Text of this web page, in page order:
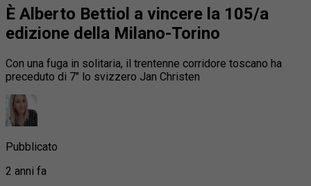
È Alberto Bettiol a vincere la 105/a
edizione della Milano-Torino
Con una fuga in solitaria, il trentenne corridore toscano ha
preceduto di 7″ lo svizzero Jan Christen
Pubblicato
2 anni fa